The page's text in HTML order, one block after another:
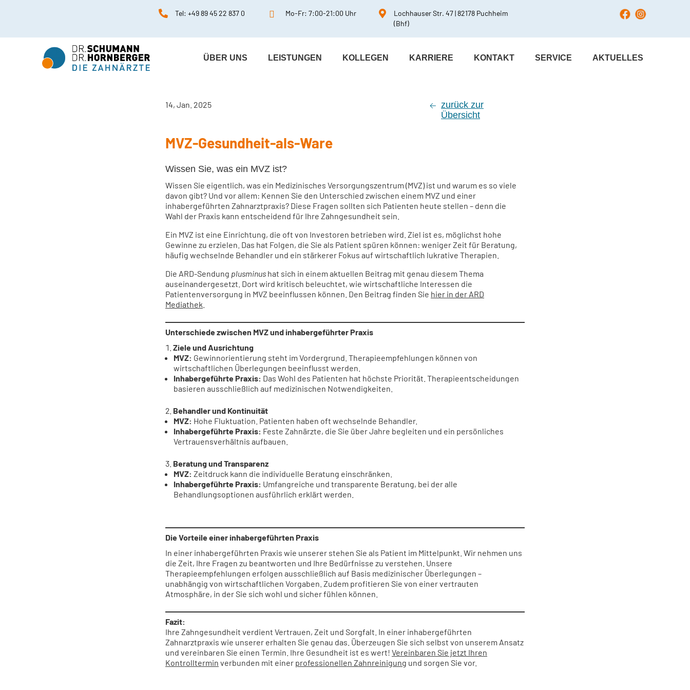
 Tel: +49 89 45 22 837 0  Mo-Fr: 7:00-21:00 Uhr 
Lochhauser Str. 47 | 82178 Puchheim
(Bhf)
ÜBER UNS LEISTUNGEN KOLLEGEN KARRIERE KONTAKT SERVICE AKTUELLES
14, Jan. 2025
zurück zur
Übersicht
MVZ-Gesundheit-als-Ware
Wissen Sie, was ein MVZ ist?
Wissen Sie eigentlich, was ein Medizinisches Versorgungszentrum (MVZ) ist und warum es so viele
davon gibt? Und vor allem: Kennen Sie den Unterschied zwischen einem MVZ und einer
inhabergeführten Zahnarztpraxis? Diese Fragen sollten sich Patienten heute stellen – denn die
Wahl der Praxis kann entscheidend für Ihre Zahngesundheit sein.
Ein MVZ ist eine Einrichtung, die oft von Investoren betrieben wird. Ziel ist es, möglichst hohe
Gewinne zu erzielen. Das hat Folgen, die Sie als Patient spüren können: weniger Zeit für Beratung,
häufig wechselnde Behandler und ein stärkerer Fokus auf wirtschaftlich lukrative Therapien.
Die ARD-Sendung plusminus hat sich in einem aktuellen Beitrag mit genau diesem Thema
auseinandergesetzt. Dort wird kritisch beleuchtet, wie wirtschaftliche Interessen die
Patientenversorgung in MVZ beeinflussen können. Den Beitrag finden Sie hier in der ARD
Mediathek
Unterschiede zwischen MVZ und inhabergeführter Praxis
Ziele und Ausrichtung
MVZ: Gewinnorientierung steht im Vordergrund. Therapieempfehlungen können von
wirtschaftlichen Überlegungen beeinflusst werden.
Inhabergeführte Praxis: Das Wohl des Patienten hat höchste Priorität. Therapieentscheidungen
basieren ausschließlich auf medizinischen Notwendigkeiten.
Behandler und Kontinuität
MVZ: Hohe Fluktuation. Patienten haben oft wechselnde Behandler.
Inhabergeführte Praxis: Feste Zahnärzte, die Sie über Jahre begleiten und ein persönliches
Vertrauensverhältnis aufbauen.
Beratung und Transparenz
MVZ: Zeitdruck kann die individuelle Beratung einschränken.
Inhabergeführte Praxis: Umfangreiche und transparente Beratung, bei der alle
Behandlungsoptionen ausführlich erklärt werden.
Die Vorteile einer inhabergeführten Praxis
In einer inhabergeführten Praxis wie unserer stehen Sie als Patient im Mittelpunkt. Wir nehmen uns
die Zeit, Ihre Fragen zu beantworten und Ihre Bedürfnisse zu verstehen. Unsere
Therapieempfehlungen erfolgen ausschließlich auf Basis medizinischer Überlegungen –
unabhängig von wirtschaftlichen Vorgaben. Zudem profitieren Sie von einer vertrauten
Atmosphäre, in der Sie sich wohl und sicher fühlen können.
Fazit:
Ihre Zahngesundheit verdient Vertrauen, Zeit und Sorgfalt. In einer inhabergeführten
Zahnarztpraxis wie unserer erhalten Sie genau das. Überzeugen Sie sich selbst von unserem Ansatz
und vereinbaren Sie einen Termin. Ihre Gesundheit ist es wert! Vereinbaren Sie jetzt Ihren
Kontrolltermin verbunden mit einer professionellen Zahnreinigung und sorgen Sie vor.